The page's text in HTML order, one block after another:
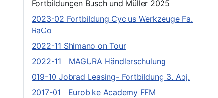
Fortbildungen Busch und Müller 2025
2023-02 Fortbildung Cyclus Werkzeuge Fa.
RaCo
2022-11 Shimano on Tour
2022-11 MAGURA Händlerschulung
019-10 Jobrad Leasing- Fortbildung 3. Abj.
2017-01 Eurobike Academy FFM